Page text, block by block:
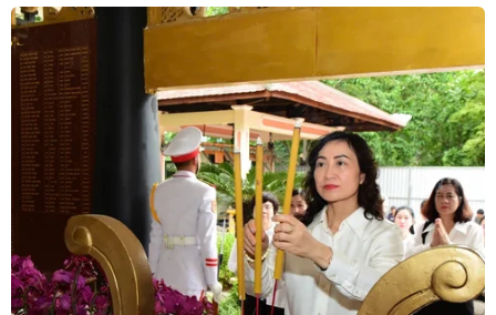
Đắk Lắk tháo gỡ khó khăn, đảm bảo
đủ sách giáo khoa cho năm học mới
06/08/2026 04:12
Bộ GD-ĐT dự kiến điều chỉnh trong
bổ nhiệm chức danh và xếp lương
nhà giáo
06/08/2026 02:18